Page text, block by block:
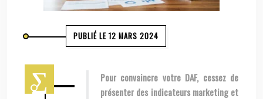
PUBLIÉ LE 12 MARS 2024
Pour convaincre votre DAF, cessez de
présenter des indicateurs marketing et